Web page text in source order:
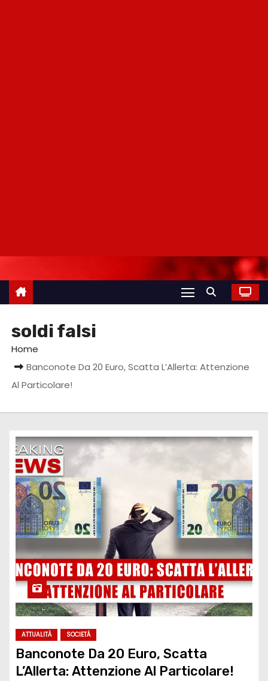
soldi falsi
Home
Banconote Da 20 Euro, Scatta L’Allerta: Attenzione
Al Particolare!
ATTUALITÀ SOCIETÀ
Banconote Da 20 Euro, Scatta
L’Allerta: Attenzione Al Particolare!